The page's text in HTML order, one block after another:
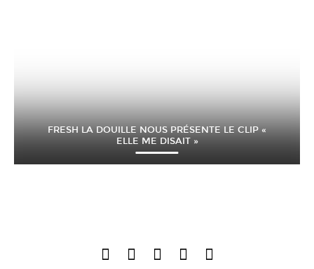
FRESH LA DOUILLE NOUS PRÉSENTE LE CLIP «
ELLE ME DISAIT »